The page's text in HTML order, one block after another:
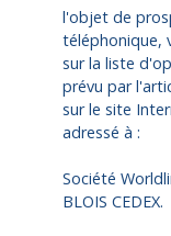
l'objet de
téléphonique,
sur la liste
prévu par
sur le site
adressé à :
Société
BLOIS CEDEX.